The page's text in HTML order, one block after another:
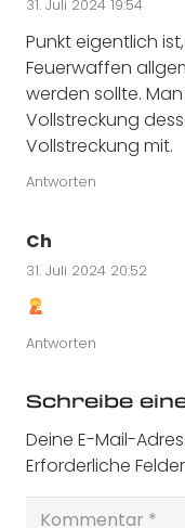
31. Juli 2024 19:54
Punkt eigentlich
Feuerwaffen
werden sollte.
Vollstreckung
Vollstreckung mit.
Antworten
Ch
31. Juli 2024 20:52
Antworten
Schreibe
Deine E-Mail-
Erforderliche